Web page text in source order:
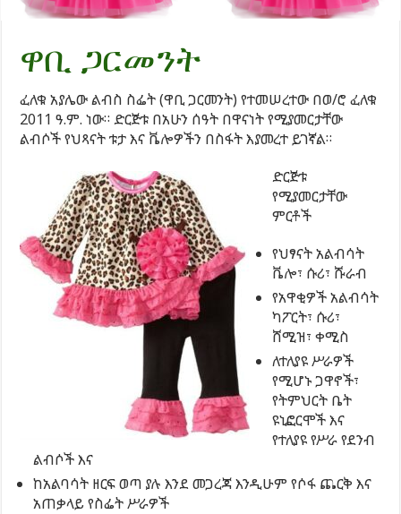
ዋቢ ጋርመንት
ፈለቁ አያሌው ልብስ ስፌት (ዋቢ ጋርመንት) የተመሠረተው በወ/ሮ ፈለቁ
2011 ዓ.ም. ነው። ድርጅቱ በአሁን ሰዓት በዋናነት የሚያመርታቸው
ልብሶች የህጻናት ቱታ እና ቬሎዎችን በስፋት እያመረተ ይገኛል።
ድርጅቱ
የሚያመርታቸው
ምርቶች
የህፃናት አልብሳት
ቬሎ፣ ሱሪ፣ ሹራብ
የአዋቂዎች አልብሳት
ካፖርት፣ ሱሪ፣
ሸሚዝ፣ ቀሚስ
ለተለያዩ ሥራዎች
የሚሆኑ ጋዋኖች፣
የትምህርት ቤት
ዩኒፎርሞች እና
የተለያዩ የሥራ የደንብ
ልብሶች እና
ከአልባሳት ዘርፍ ወጣ ያሉ እንደ መጋረጃ እንዲሁም የሶፋ ጨርቅ እና
አጠቃላይ የስፌት ሥራዎች